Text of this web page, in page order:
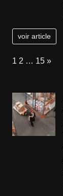
voir article
Page:
1 2 … 15 Next
»